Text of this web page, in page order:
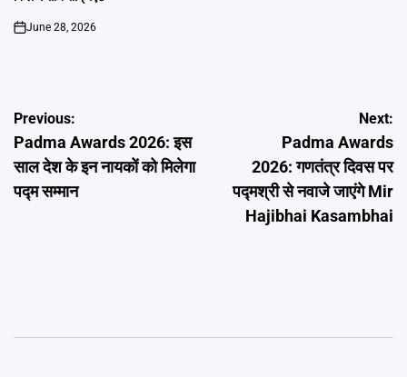
on
June 28, 2026
Post
navigation
Previous:
Padma Awards 2026: इस
साल देश के इन नायकों को मिलेगा
पद्म सम्मान
Next:
Padma Awards
2026: गणतंत्र दिवस पर
पद्मश्री से नवाजे जाएंगे Mir
Hajibhai Kasambhai